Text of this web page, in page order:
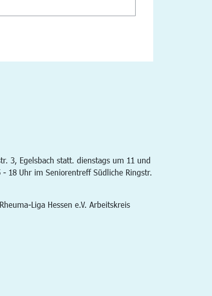
3, Egelsbach statt. dienstags um 11 und
18 Uhr im Seniorentreff Südliche Ringstr.
Liga Hessen e.V. Arbeitskreis